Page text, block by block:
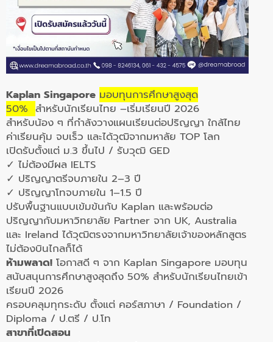
Kaplan Singapore มอบทุนการศึกษาสูงสุด
50% สำหรับนักเรียนไทย –เริ่มเรียนปี 2026
สำหรับน้อง ๆ ที่กำลังวางแผนเรียนต่อปริญญา ใกล้ไทย
ค่าเรียนคุ้ม จบเร็ว และได้วุฒิจากมหาลัย TOP โลก
เปิดรับตั้งแต่ ม.3 ขึ้นไป / รับวุฒิ GED
✓​​ ไม่ต้องมีผล IELTS
✓ ปริญญาตรีจบภายใน 2–3 ปี
✓ ปริญญาโทจบภายใน 1–1.5 ปี
ปรับพื้นฐานแบบเข้มข้นกับ Kaplan และพร้อมต่อ
ปริญญากับมหาวิทยาลัย Partner จาก UK, Australia
และ Ireland ได้วุฒิตรงจากมหาวิทยาลัยเจ้าของหลักสูตร
ไม่ต้องบินไกลก็ได้
ห้ามพลาด! โอกาสดี ๆ จาก Kaplan Singapore มอบทุน
สนับสนุนการศึกษาสูงสุดถึง 50% สำหรับนักเรียนไทยเข้า
เรียนปี 2026
ครอบคลุมทุกระดับ ตั้งแต่ คอร์สภาษา / Foundation /
Diploma / ป.ตรี / ป.โท
สาขาที่เปิดสอน